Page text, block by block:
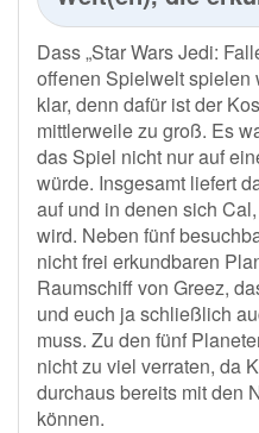
Dass „Star Wars Jedi:
offenen Spielwelt spielen
klar, denn dafür ist der
mittlerweile zu groß. Es
das Spiel nicht nur auf
würde. Insgesamt liefert
auf und in denen sich
wird. Neben fünf
nicht frei erkundbaren
Raumschiff von Greez,
und euch ja schließlich
muss. Zu den fünf
nicht zu viel verraten, da
durchaus bereits mit den
können.